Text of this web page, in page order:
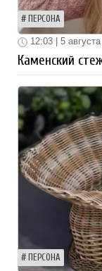
ПЕРСОНА
12:03 | 5 августа
Каменский
ПЕРСОНА